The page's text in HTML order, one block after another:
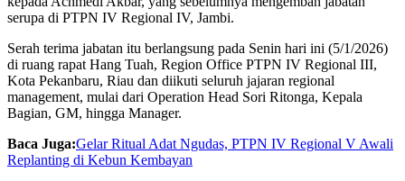
serupa di PTPN IV Regional IV, Jambi.
Serah terima jabatan itu berlangsung pada Senin hari ini (5/1/2026)
di ruang rapat Hang Tuah, Region Office PTPN IV Regional III,
Kota Pekanbaru, Riau dan diikuti seluruh jajaran regional
management, mulai dari Operation Head Sori Ritonga, Kepala
Bagian, GM, hingga Manager.
Baca Juga:Gelar Ritual Adat Ngudas, PTPN IV Regional V Awali
Replanting di Kebun Kembayan